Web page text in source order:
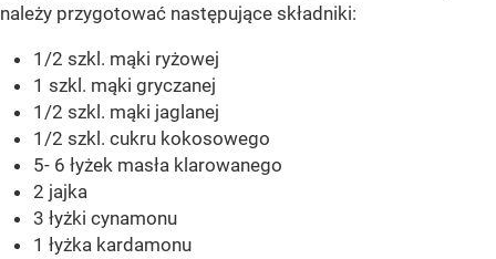
należy przygotować następujące składniki:
1/2 szkl. mąki ryżowej
1 szkl. mąki gryczanej
1/2 szkl. mąki jaglanej
1/2 szkl. cukru kokosowego
5- 6 łyżek masła klarowanego
2 jajka
3 łyżki cynamonu
1 łyżka kardamonu